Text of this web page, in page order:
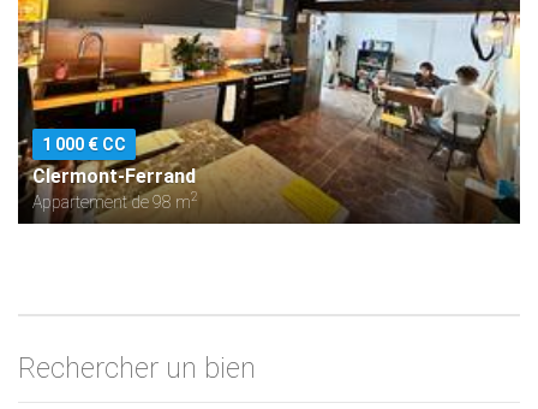
1 000 € CC
Clermont-Ferrand
Appartement de 98 m2
Rechercher un bien